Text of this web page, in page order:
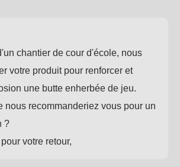
chantier de cour d'école, nous
votre produit pour renforcer et
une butte enherbée de jeu.
nous recommanderiez vous pour un
?
votre retour,